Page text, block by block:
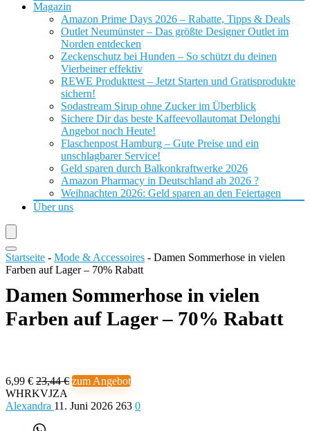
Magazin
Amazon Prime Days 2026 – Rabatte, Tipps & Deals
Outlet Neumünster – Das größte Designer Outlet im
Norden entdecken
Zeckenschutz bei Hunden – So schützt du deinen
Vierbeiner effektiv
REWE Produkttest – Jetzt Starten und Gratisprodukte
sichern!
Sodastream Sirup ohne Zucker im Überblick
Sichere Dir das beste Kaffeevollautomat Delonghi
Angebot noch Heute!
Flaschenpost Hamburg – Gute Preise und ein
unschlagbarer Service!
Geld sparen durch Balkonkraftwerke 2026
Amazon Pharmacy in Deutschland ab 2026 ?
Weihnachten 2026: Geld sparen an den Feiertagen
Über uns
Startseite - Mode & Accessoires - Damen Sommerhose in vielen
Farben auf Lager – 70% Rabatt
Damen Sommerhose in vielen
Farben auf Lager – 70% Rabatt
6,99 € 23,44 € zum Angebot
WHRKVJZA
Alexandra 11. Juni 2026 263 0